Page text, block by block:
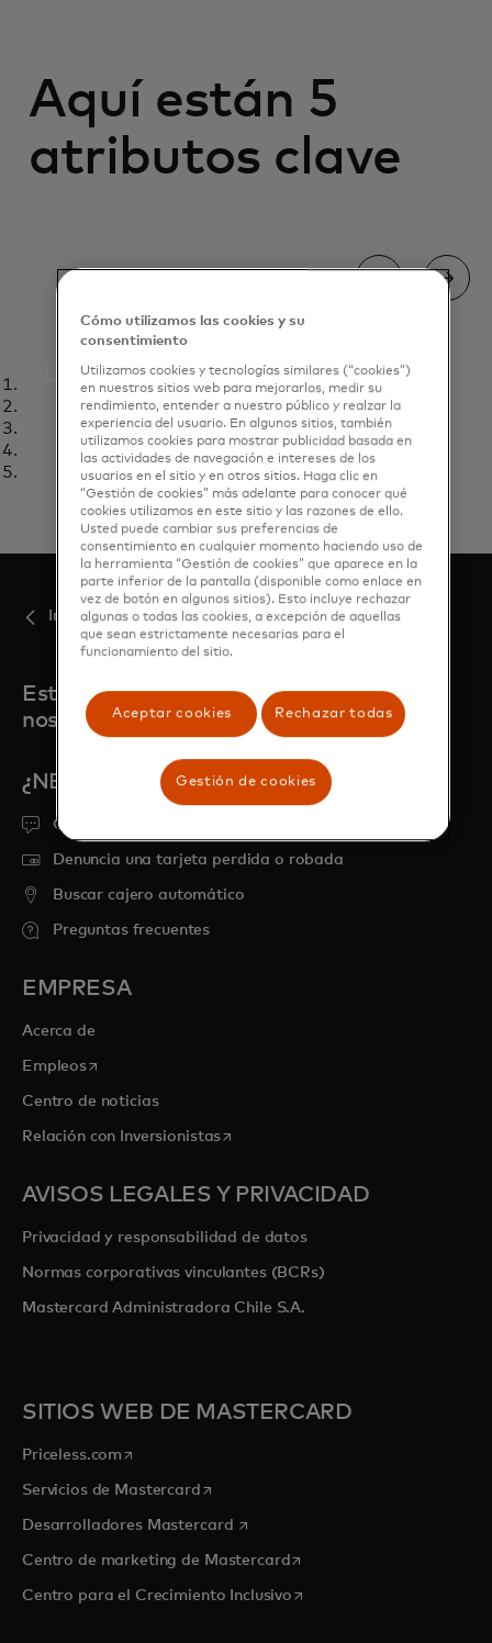
Aquí están 5
atributos clave
Inteligente
Las superposiciones de datos están
transformando las tiendas físicas en
entornos inteligentes e interactivos,
mejorando la experiencia de compra
en la tienda.
Más información
Diapositiva uno
Diapositiva dos
Diapositiva tres
Diapositiva cuatro
Diapositiva cinco
Inicio
Estamos aquí para cuando
nos necesites
¿NECESITAS AYUDA?
Obtén soporte
Denuncia una tarjeta perdida o robada
Buscar cajero automático
Preguntas frecuentes
EMPRESA
Acerca de
Empleosse abre en una pestaña nueva
Centro de noticias
Relación con Inversionistasse abre en una pestaña nueva
AVISOS LEGALES Y PRIVACIDAD
Privacidad y responsabilidad de datos
Normas corporativas vinculantes (BCRs)
Mastercard Administradora Chile S.A.
SITIOS WEB DE MASTERCARD
Priceless.com se abre en una pestaña nueva
Servicios de Mastercardse abre en una pestaña nueva
Desarrolladores Mastercard se abre en una pestaña nueva
Centro de marketing de Mastercardse abre en una pestaña
Centro para el Crecimiento Inclusivose abre en una pestaña
Cómo utilizamos las cookies y su
consentimiento
Utilizamos cookies y tecnologías similares (“cookies”)
en nuestros sitios web para mejorarlos, medir su
rendimiento, entender a nuestro público y realzar la
experiencia del usuario. En algunos sitios, también
utilizamos cookies para mostrar publicidad basada en
las actividades de navegación e intereses de los
usuarios en el sitio y en otros sitios. Haga clic en
“Gestión de cookies” más adelante para conocer qué
cookies utilizamos en este sitio y las razones de ello.
Usted puede cambiar sus preferencias de
consentimiento en cualquier momento haciendo uso de
la herramienta “Gestión de cookies” que aparece en la
parte inferior de la pantalla (disponible como enlace en
vez de botón en algunos sitios). Esto incluye rechazar
algunas o todas las cookies, a excepción de aquellas
que sean estrictamente necesarias para el
funcionamiento del sitio.
Aceptar cookies Rechazar todas
Gestión de cookies